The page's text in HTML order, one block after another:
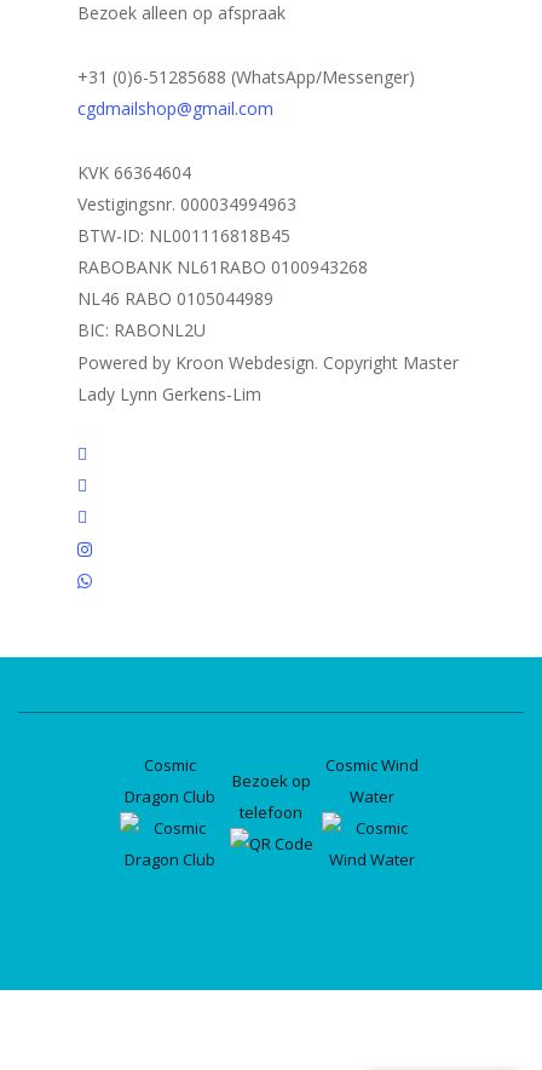
Bezoek alleen op afspraak
+31 (0)6-51285688 (WhatsApp/Messenger)
cgdmailshop@gmail.com
KVK 66364604
Vestigingsnr. 000034994963
BTW-ID: NL001116818B45
RABOBANK NL61RABO 0100943268
NL46 RABO 0105044989
BIC: RABONL2U
Powered by Kroon Webdesign. Copyright Master
Lady Lynn Gerkens-Lim
twitter
facebook
linkedin
instagram
whatsapp
Cosmic
Dragon Club
Bezoek op
telefoon
Cosmic Wind
Water